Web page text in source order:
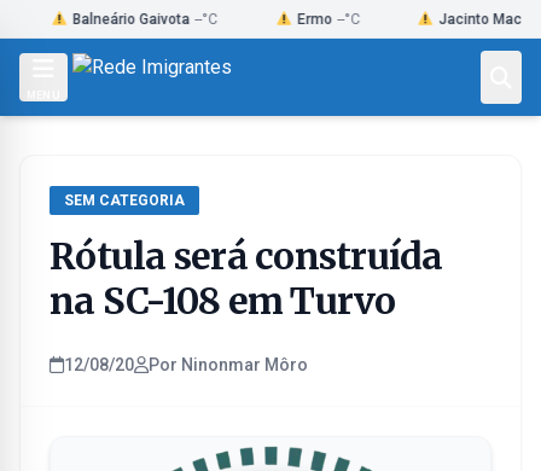
to
Balneário Gaivota --°C Ermo --°C Jacinto Machado --°C
SEM CATEGORIA
Rótula será construída
na SC-108 em Turvo
12/08/20 Por Ninonmar Môro